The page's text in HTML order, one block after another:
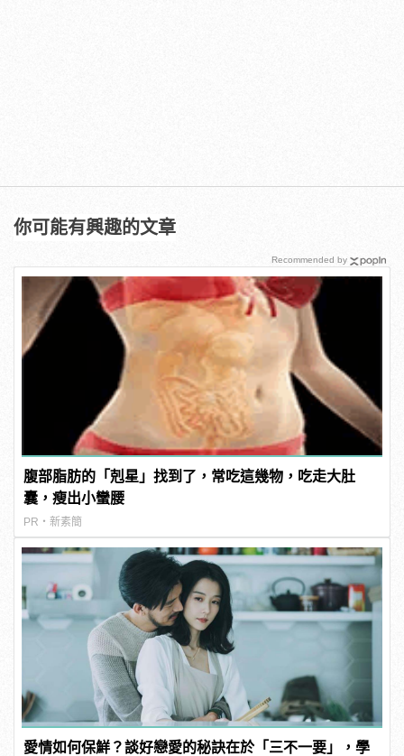
你可能有興趣的文章
腹部脂肪的「剋星」找到了，常吃這幾物，吃走大肚
囊，瘦出小蠻腰
PR・新素簡
愛情如何保鮮？談好戀愛的秘訣在於「三不一要」，學
Recommended by